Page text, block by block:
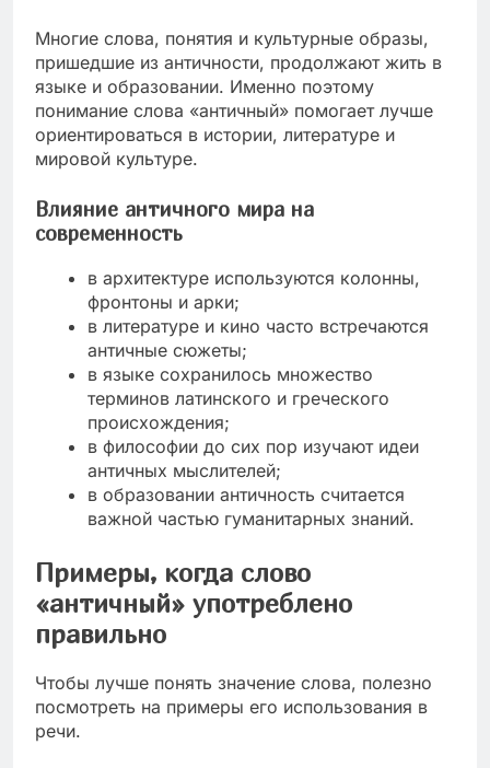
Многие слова, понятия и культурные образы,
пришедшие из античности, продолжают жить в
языке и образовании. Именно поэтому
понимание слова «античный» помогает лучше
ориентироваться в истории, литературе и
мировой культуре.
Влияние античного мира на
современность
в архитектуре используются колонны,
фронтоны и арки;
в литературе и кино часто встречаются
античные сюжеты;
в языке сохранилось множество
терминов латинского и греческого
происхождения;
в философии до сих пор изучают идеи
античных мыслителей;
в образовании античность считается
важной частью гуманитарных знаний.
Примеры, когда слово
«античный» употреблено
правильно
Чтобы лучше понять значение слова, полезно
посмотреть на примеры его использования в
речи.